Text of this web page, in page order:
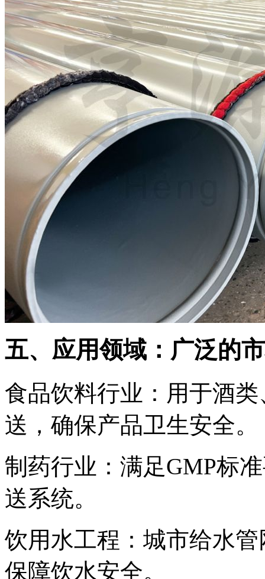
五、应用领域：广泛的
食品饮料行业：用于酒
送，确保产品卫生安全。
制药行业：满足GMP标
送系统。
饮用水工程：城市给水
保障饮水安全。